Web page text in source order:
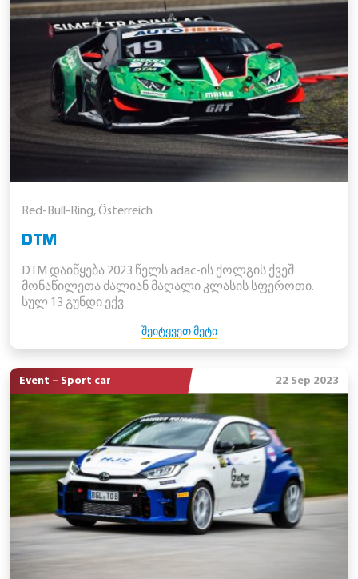
Red-Bull-Ring, Österreich
DTM
DTM დაიწყება 2023 წელს adac-ის ქოლგის ქვეშ
მონაწილეთა ძალიან მაღალი კლასის სფეროთი.
სულ 13 გუნდი ექვ
ᲨᲔᲘᲢᲧᲕᲔᲗ ᲛᲔᲢᲘ
Event – Sport car 22 Sep 2023